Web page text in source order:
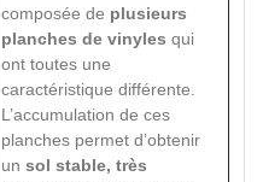
composée de plusieurs
planches de vinyles qui
ont toutes une
caractéristique différente.
L’accumulation de ces
planches permet d’obtenir
un sol stable, très